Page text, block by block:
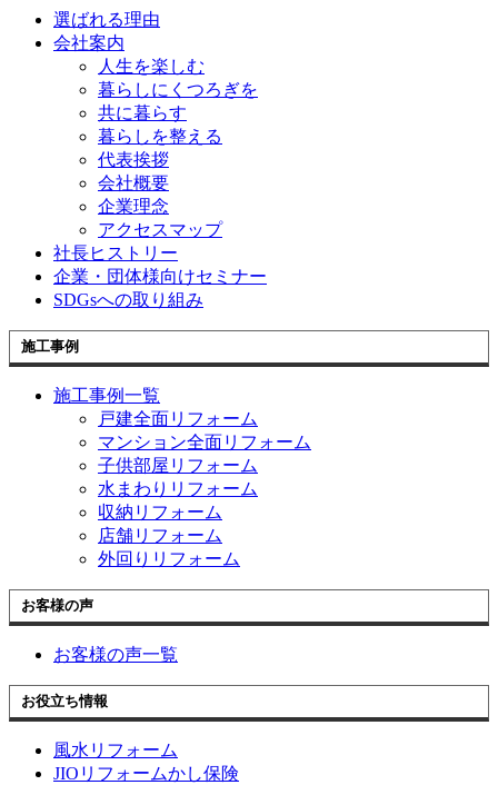
選ばれる理由
会社案内
人生を楽しむ
暮らしにくつろぎを
共に暮らす
暮らしを整える
代表挨拶
会社概要
企業理念
アクセスマップ
社長ヒストリー
企業・団体様向けセミナー
SDGsへの取り組み
施工事例
施工事例一覧
戸建全面リフォーム
マンション全面リフォーム
子供部屋リフォーム
水まわりリフォーム
収納リフォーム
店舗リフォーム
外回りリフォーム
お客様の声
お客様の声一覧
お役立ち情報
風水リフォーム
JIOリフォームかし保険